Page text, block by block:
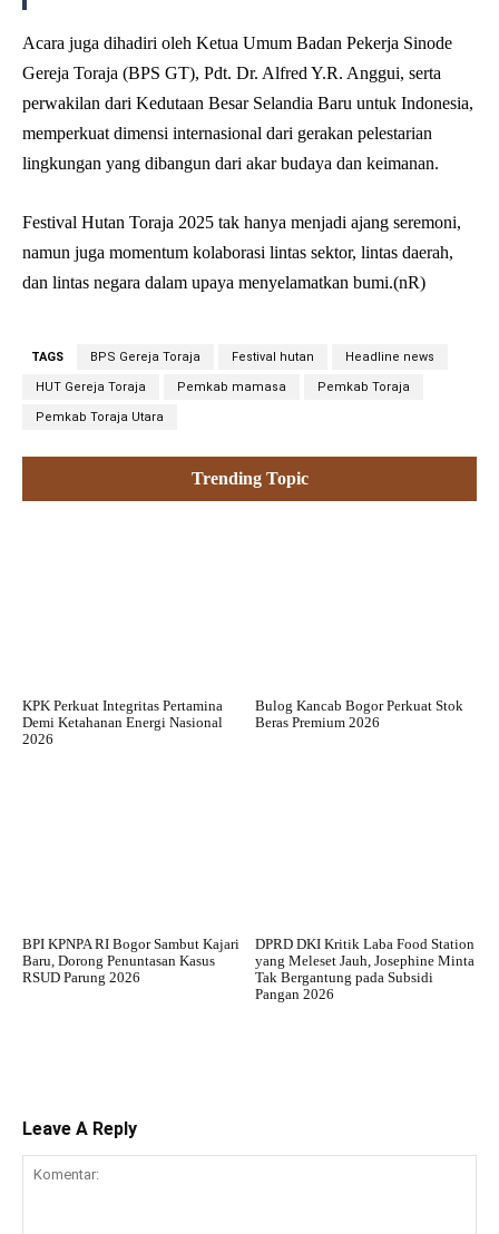
Acara juga dihadiri oleh Ketua Umum Badan Pekerja Sinode
Gereja Toraja (BPS GT), Pdt. Dr. Alfred Y.R. Anggui, serta
perwakilan dari Kedutaan Besar Selandia Baru untuk Indonesia,
memperkuat dimensi internasional dari gerakan pelestarian
lingkungan yang dibangun dari akar budaya dan keimanan.
Festival Hutan Toraja 2025 tak hanya menjadi ajang seremoni,
namun juga momentum kolaborasi lintas sektor, lintas daerah,
dan lintas negara dalam upaya menyelamatkan bumi.(nR)
TAGS BPS Gereja Toraja Festival hutan Headline news
HUT Gereja Toraja Pemkab mamasa Pemkab Toraja
Pemkab Toraja Utara
Trending Topic
KPK Perkuat Integritas Pertamina
Demi Ketahanan Energi Nasional
2026
Bulog Kancab Bogor Perkuat Stok
Beras Premium 2026
BPI KPNPA RI Bogor Sambut Kajari
Baru, Dorong Penuntasan Kasus
RSUD Parung 2026
DPRD DKI Kritik Laba Food Station
yang Meleset Jauh, Josephine Minta
Tak Bergantung pada Subsidi
Pangan 2026
Leave A Reply